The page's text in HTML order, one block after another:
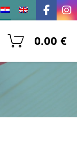
0.00 €